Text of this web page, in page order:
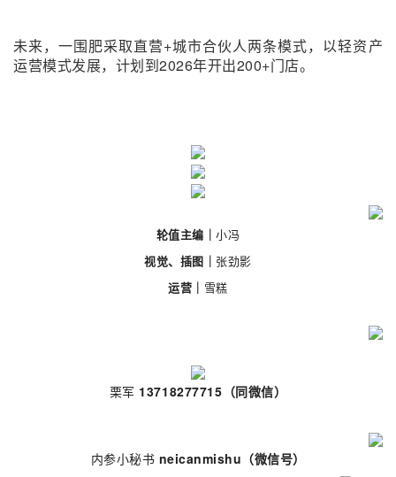
未来，一围肥采取直营+城市合伙人两条模式，以轻资产
运营模式发展，计划到2026年开出200+门店。
轮值主编｜小冯
视觉、插图｜ 张劲影
运营｜ 雪糕
栗军 13718277715（同微信）
内参小秘书 neicanmishu （微信号）